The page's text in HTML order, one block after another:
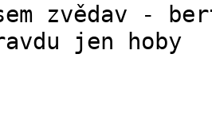
zvědav -
jen hoby